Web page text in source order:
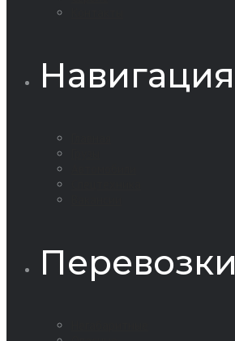
Навигация
Перевозки